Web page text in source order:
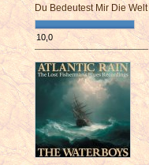
Du Bedeutest Mir Die Welt
10,0
¯¯¯¯¯¯¯¯¯¯¯¯¯¯¯¯¯¯¯¯¯¯¯¯